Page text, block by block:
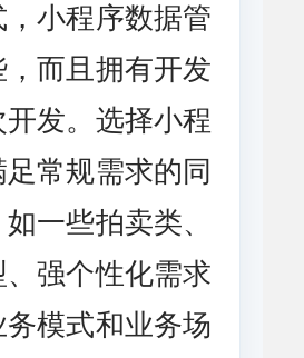
小程序数据管
而且拥有开发
发。选择小程
常规需求的同
一些拍卖类、
强个性化需求
模式和业务场